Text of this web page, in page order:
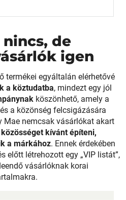
de
igen
termékei egyáltalán elérhetővé
a köztudatba, mindezt egy jól
köszönhető, amely a
a közönség felcsigázására
Mae nemcsak vásárlókat akart
közösséget kívánt építeni,
a márkához. Ennek érdekében
előtt létrehozott egy „VIP listát”,
vásárlóknak korai